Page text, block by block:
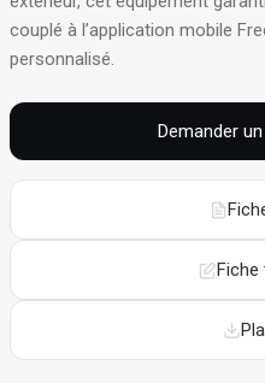
couplé à l’application mobile
personnalisé.
Demander
Fiche